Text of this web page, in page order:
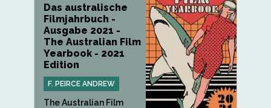
Das australische
Filmjahrbuch -
Ausgabe 2021 -
The Australian Film
Yearbook - 2021
Edition
F. PEIRCE ANDREW
The Australian Film